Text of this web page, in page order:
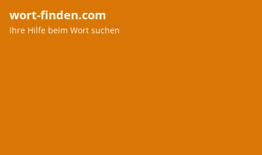
wort-finden.com
Ihre Hilfe beim Wort suchen